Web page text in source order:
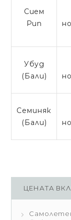
Сием
Рип
Убуд
(Бали)
Семиняк
(Бали)
ЦЕНАТА